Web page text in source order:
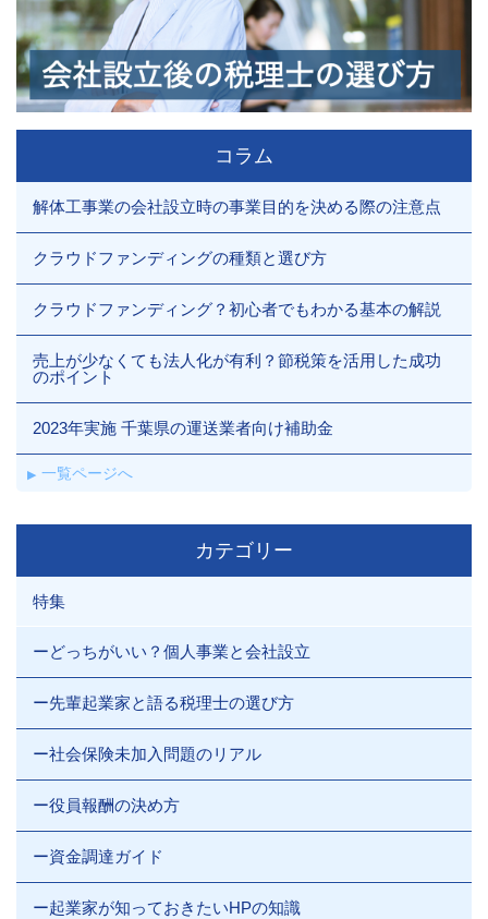
コラム
解体工事業の会社設立時の事業目的を決める際の注意点
クラウドファンディングの種類と選び方
クラウドファンディング？初心者でもわかる基本の解説
売上が少なくても法人化が有利？節税策を活用した成功
のポイント
2023年実施 千葉県の運送業者向け補助金
一覧ページへ
カテゴリー
特集
ーどっちがいい？個人事業と会社設立
ー先輩起業家と語る税理士の選び方
ー社会保険未加入問題のリアル
ー役員報酬の決め方
ー資金調達ガイド
ー起業家が知っておきたいHPの知識